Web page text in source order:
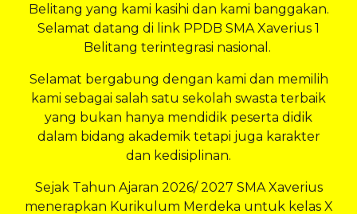
Belitang yang kami kasihi dan kami banggakan.
Selamat datang di link PPDB SMA Xaverius 1
Belitang terintegrasi nasional.
Selamat bergabung dengan kami dan memilih
kami sebagai salah satu sekolah swasta terbaik
yang bukan hanya mendidik peserta didik
dalam bidang akademik tetapi juga karakter
dan kedisiplinan.
Sejak Tahun Ajaran 2026/ 2027 SMA Xaverius
menerapkan Kurikulum Merdeka untuk kelas X